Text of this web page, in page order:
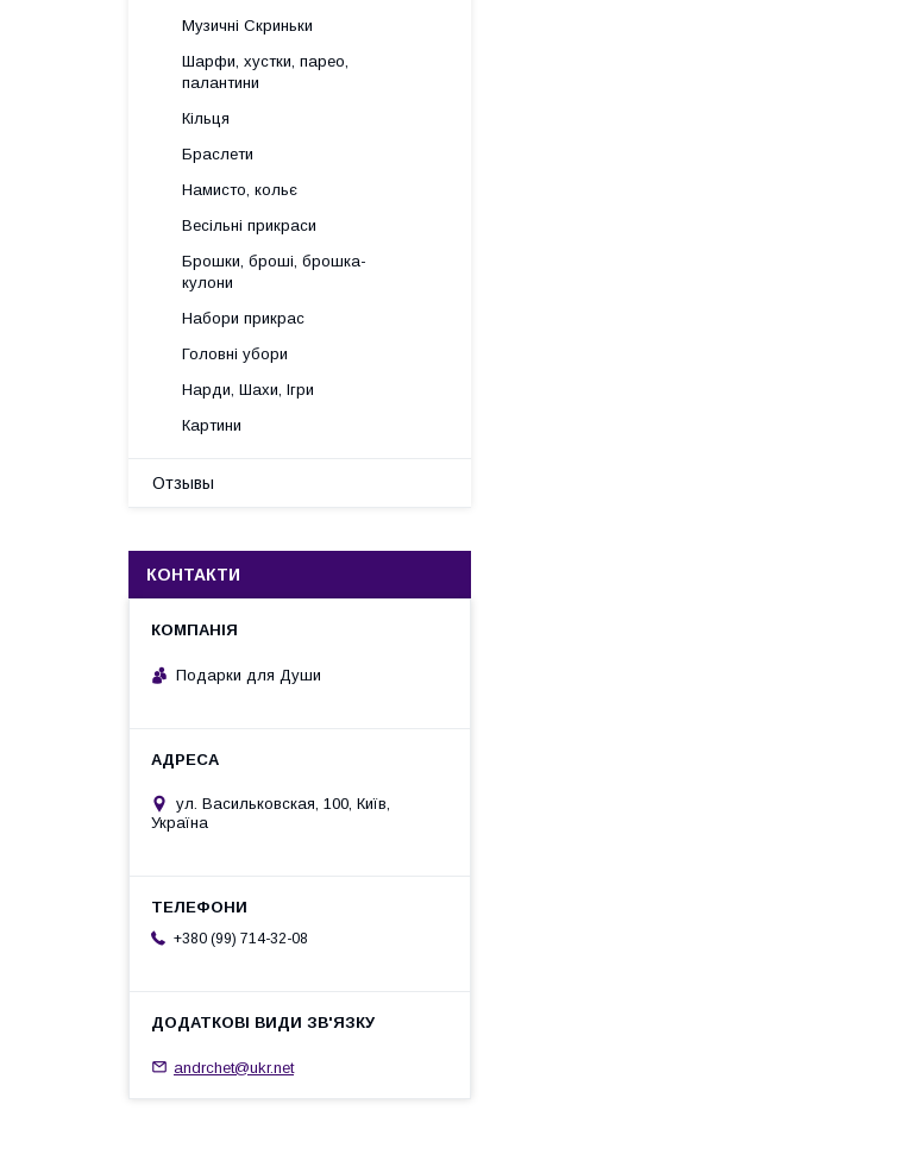
Музичні Скриньки
Шарфи, хустки, парео,
палантини
Кільця
Браслети
Намисто, кольє
Весільні прикраси
Брошки, броші, брошка-
кулони
Набори прикрас
Головні убори
Нарди, Шахи, Ігри
Картини
Отзывы
КОНТАКТИ
Подарки для Души
ул. Васильковская, 100, Київ,
Україна
+380 (99) 714-32-08
andrchet@ukr.net